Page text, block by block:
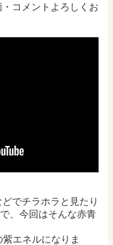
コメントよろしくお
でチラホラと見たり
、今回はそんな赤青
エネルになりま